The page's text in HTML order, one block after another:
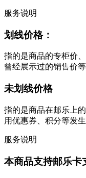
服务说明
划线价格：
指的是商品的专柜价
曾经展示过的销售价
未划线价格
指的是商品在邮乐上
用优惠券、积分等发
服务说明
本商品支持邮乐卡